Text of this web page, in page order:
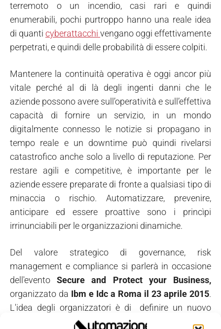
terremoto o un incendio, casi rari e quindi
enumerabili, pochi purtroppo hanno una reale idea
di quanti cyberattacchi vengano oggi effettivamente
perpetrati, e quindi delle probabilità di essere colpiti.
Mantenere la continuità operativa è oggi ancor più
vitale perché al di là degli ingenti danni che le
aziende possono avere sull’operatività e sull’effettiva
capacità di fornire un servizio, in un mondo
digitalmente connesso le notizie si propagano in
tempo reale e un downtime può quindi rivelarsi
catastrofico anche solo a livello di reputazione. Per
restare agili e competitive, è importante per le
aziende essere preparate di fronte a qualsiasi tipo di
minaccia o rischio. Automatizzare, prevenire,
anticipare ed essere proattive sono i princìpi
irrinunciabili per le organizzazioni dinamiche.
Del valore strategico di governance, risk
management e compliance si parlerà in occasione
dell'eventoSecure and Protect your Business,
organizzato da Ibm e Idc a Roma il 23 aprile 2015.
L'idea degli organizzatori è di definire un nuovo
framework di riferimento per le organizzazioni